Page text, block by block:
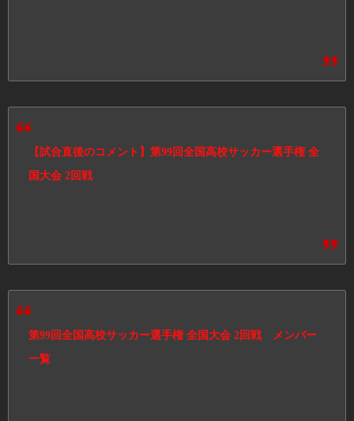
【試合直後のコメント】第99回全国高校サッカー選手権 全
国大会 2回戦
第99回全国高校サッカー選手権 全国大会 2回戦 メンバー
一覧